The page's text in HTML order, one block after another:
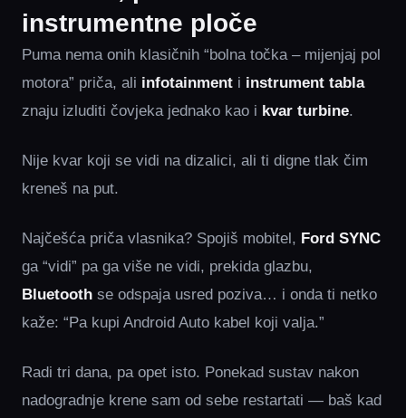
instrumentne ploče
Puma nema onih klasičnih “bolna točka – mijenjaj pol
motora” priča, ali infotainment i instrument tabla
znaju izluditi čovjeka jednako kao i kvar turbine.
Nije kvar koji se vidi na dizalici, ali ti digne tlak čim
kreneš na put.
Najčešća priča vlasnika? Spojiš mobitel, Ford SYNC
ga “vidi” pa ga više ne vidi, prekida glazbu,
Bluetooth se odspaja usred poziva… i onda ti netko
kaže: “Pa kupi Android Auto kabel koji valja.”
Radi tri dana, pa opet isto. Ponekad sustav nakon
nadogradnje krene sam od sebe restartati — baš kad